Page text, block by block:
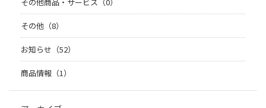
その他（8）
お知らせ（52）
商品情報（1）